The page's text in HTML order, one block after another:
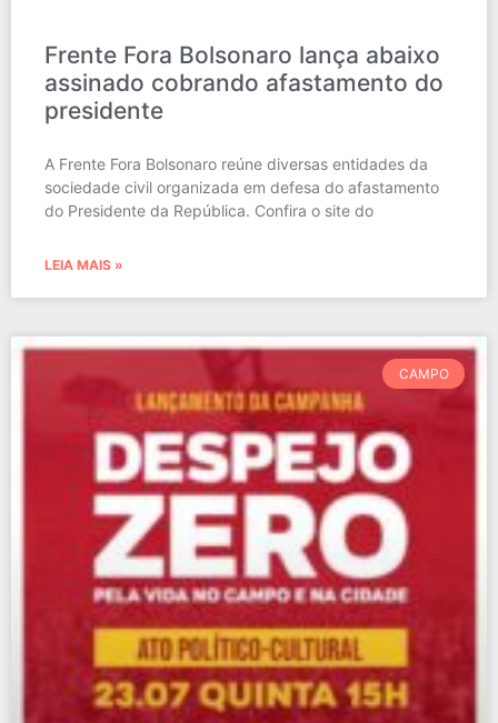
Frente Fora Bolsonaro lança abaixo
assinado cobrando afastamento do
presidente
A Frente Fora Bolsonaro reúne diversas entidades da
sociedade civil organizada em defesa do afastamento
do Presidente da República. Confira o site do
LEIA MAIS »
CAMPO